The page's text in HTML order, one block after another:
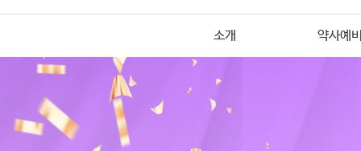
소개 약사예